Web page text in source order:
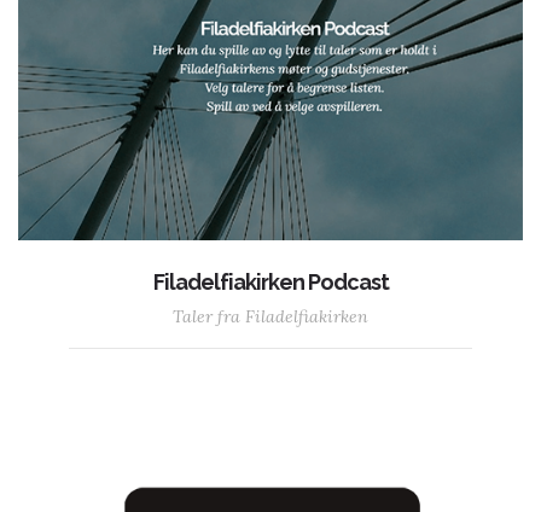
Filadelfiakirken Podcast
Taler fra Filadelfiakirken